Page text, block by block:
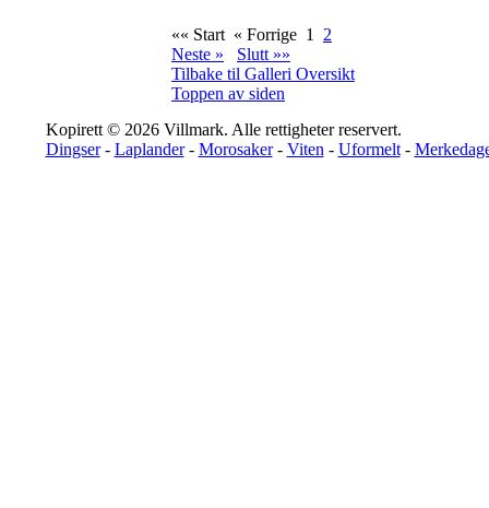
«« Start « Forrige 1
2
Neste »
Slutt »»
Tilbake til Galleri Oversikt
Toppen av siden
Kopirett © 2026 Villmark. Alle rettigheter reservert.
Dingser- Laplander- Morosaker- Viten - Uformelt-